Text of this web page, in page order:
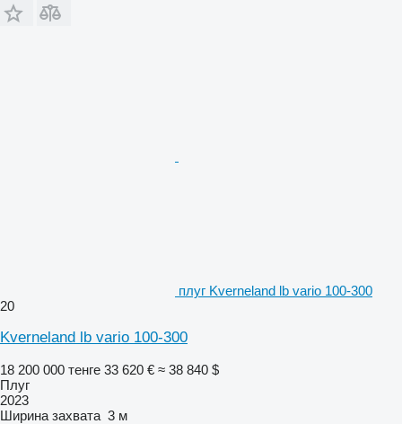
плуг Kverneland lb vario 100-300
20
Kverneland lb vario 100-300
18 200 000 тенге 33 620 € ≈ 38 840 $
Плуг
2023
Ширина захвата 3 м